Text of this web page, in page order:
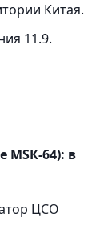
Китая.
11.9.
МSК-64): в
ЦСО